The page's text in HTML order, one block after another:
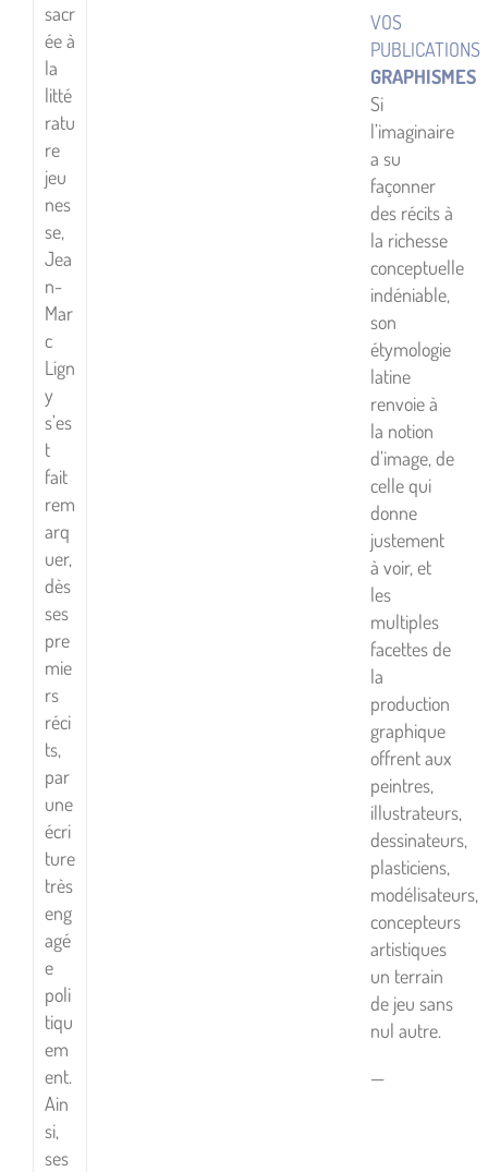
sacr
ée à
la
litté
ratu
re
jeu
nes
se,
Jea
n-
Mar
c
Lign
y
s’es
t
fait
rem
arq
uer,
dès
ses
pre
mie
rs
réci
ts,
par
une
écri
ture
très
eng
agé
e
poli
tiqu
em
ent.
Ain
si,
ses
VOS
PUBLICATIONS
GRAPHISMES
Si
l’imaginaire
a su
façonner
des récits à
la richesse
conceptuelle
indéniable,
son
étymologie
latine
renvoie à
la notion
d’image, de
celle qui
donne
justement
à voir, et
les
multiples
facettes de
la
production
graphique
offrent aux
peintres,
illustrateurs,
dessinateurs,
plasticiens,
modélisateurs,
concepteurs
artistiques
un terrain
de jeu sans
nul autre.
—